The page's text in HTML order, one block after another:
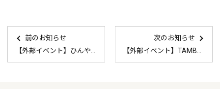
前のお知らせ
次のお知らせ